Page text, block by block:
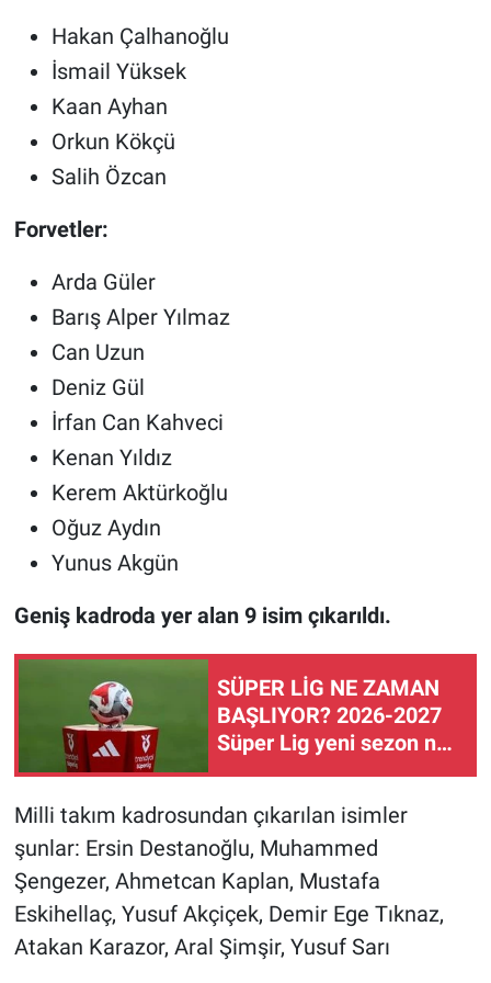
Hakan Çalhanoğlu
İsmail Yüksek
Kaan Ayhan
Orkun Kökçü
Salih Özcan
Forvetler:
Arda Güler
Barış Alper Yılmaz
Can Uzun
Deniz Gül
İrfan Can Kahveci
Kenan Yıldız
Kerem Aktürkoğlu
Oğuz Aydın
Yunus Akgün
Geniş kadroda yer alan 9 isim çıkarıldı.
SÜPER LİG NE ZAMAN
BAŞLIYOR? 2026-2027
Süper Lig yeni sezon ne
zaman başlayacak, ilk
Milli takım kadrosundan çıkarılan isimler
şunlar: Ersin Destanoğlu, Muhammed
Şengezer, Ahmetcan Kaplan, Mustafa
Eskihellaç, Yusuf Akçiçek, Demir Ege Tıknaz,
Atakan Karazor, Aral Şimşir, Yusuf Sarı